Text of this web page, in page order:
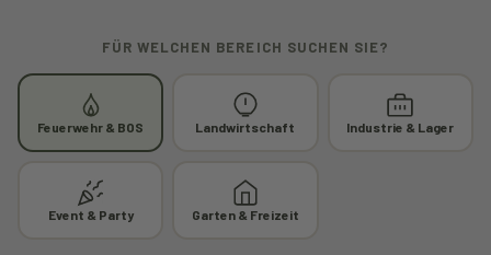
FÜR WELCHEN BEREICH SUCHEN SIE?
Feuerwehr & BOS Landwirtschaft Industrie & Lager
Event & Party Garten & Freizeit